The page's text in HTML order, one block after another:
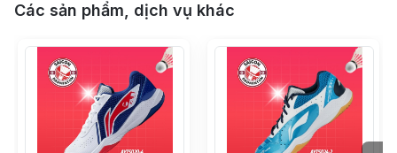
Các sản phẩm, dịch vụ khác